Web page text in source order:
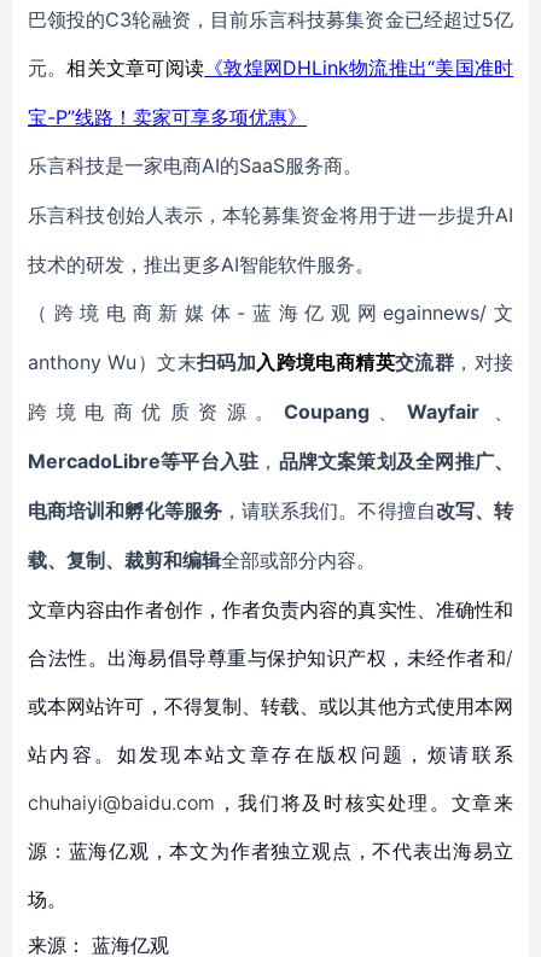
巴领投的C3轮融资，目前乐言科技募集资金已经超过5亿
元。相关文章可阅读 《敦煌网 DHLink物流推出“美国准时
宝-P”线路！卖家可享多项优惠》
乐言科技是一家电商AI的SaaS服务商。
乐言科技创始人表示，本轮募集资金将用于进一步提升AI
技术的研发，推出更多AI智能软件服务。
（跨境电商新媒体 -蓝海亿观网egainnews/文
anthony Wu ）文末扫码加 入 跨境电商精英交流群 ，对接
跨境电商优质资源。 Coupang、 Wayfair
MercadoLibre等平台入驻 ， 品牌文案策划及全网推广、
电商培训和孵化等服务，请联系我们。不得擅自改写、转
载、复制、裁剪和编辑全部或部分内容。
文章内容由作者创作，作者负责内容的真实性、准确性和
合法性。出海易倡导尊重与保护知识产权，未经作者和/
或本网站许可，不得复制、转载、或以其他方式使用本网
站内容。如发现本站文章存在版权问题，烦请联系
chuhaiyi@baidu.com，我们将及时核实处理。文章来
源：蓝海亿观，本文为作者独立观点，不代表出海易立
场。
来源： 蓝海亿观